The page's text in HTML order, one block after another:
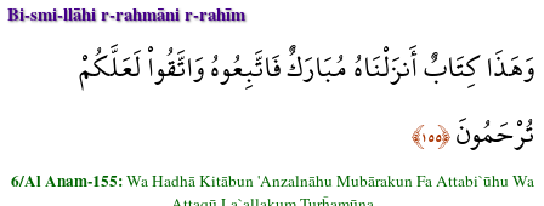
Bi-smi-llāhi r-rahmāni r-rahīm
وَهَذَا كِتَابٌ أَنزَلْنَاهُ مُبَارَكٌ فَاتَّبِعُوهُ وَاتَّقُواْ لَعَلَّكُمْ
تُرْحَمُونَ﴿١٥٥﴾
6/Al Anam-155:Wa Hadhā Kitābun 'Anzalnāhu Mubārakun Fa Attabi`ūhu Wa